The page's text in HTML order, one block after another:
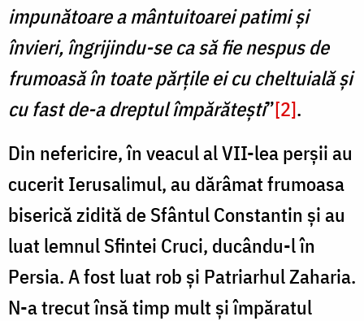
impunătoare a mântuitoarei patimi și
învieri, îngrijindu-se ca să fie nespus de
frumoasă în toate părțile ei cu cheltuială și
cu fast de-a dreptul împărătești”[2].
Din nefericire, în veacul al VII-lea perșii au
cucerit Ierusalimul, au dărâmat frumoasa
biserică zidită de Sfântul Constantin și au
luat lemnul Sfintei Cruci, ducându-l în
Persia. A fost luat rob și Patriarhul Zaharia.
N-a trecut însă timp mult și împăratul